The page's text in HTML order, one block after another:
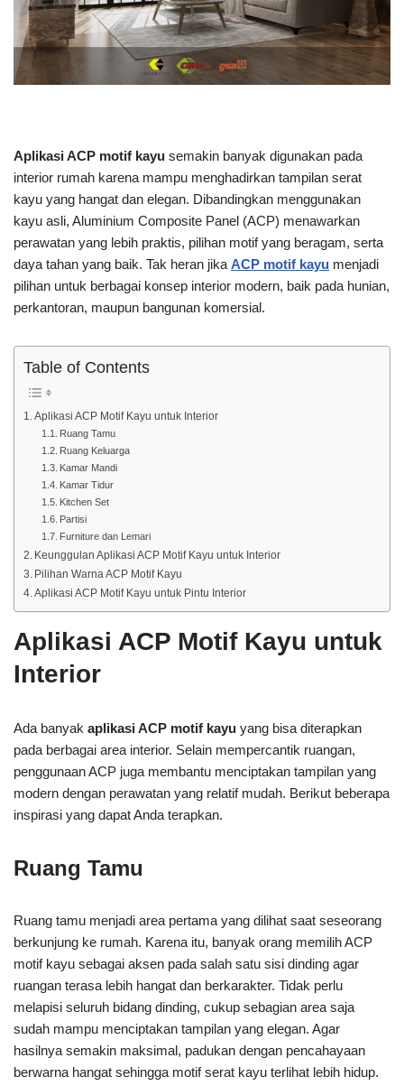
Aplikasi ACP motif kayu semakin banyak digunakan pada
interior rumah karena mampu menghadirkan tampilan serat
kayu yang hangat dan elegan. Dibandingkan menggunakan
kayu asli, Aluminium Composite Panel (ACP) menawarkan
perawatan yang lebih praktis, pilihan motif yang beragam, serta
daya tahan yang baik. Tak heran jika ACP motif kayu menjadi
pilihan untuk berbagai konsep interior modern, baik pada hunian,
perkantoran, maupun bangunan komersial.
Table of Contents
Aplikasi ACP Motif Kayu untuk Interior
Ruang Tamu
Ruang Keluarga
Kamar Mandi
Kamar Tidur
Kitchen Set
Partisi
Furniture dan Lemari
Keunggulan Aplikasi ACP Motif Kayu untuk Interior
Pilihan Warna ACP Motif Kayu
Aplikasi ACP Motif Kayu untuk Pintu Interior
Aplikasi ACP Motif Kayu untuk
Interior
Ada banyak aplikasi ACP motif kayu yang bisa diterapkan
pada berbagai area interior. Selain mempercantik ruangan,
penggunaan ACP juga membantu menciptakan tampilan yang
modern dengan perawatan yang relatif mudah. Berikut beberapa
inspirasi yang dapat Anda terapkan.
Ruang Tamu
Ruang tamu menjadi area pertama yang dilihat saat seseorang
berkunjung ke rumah. Karena itu, banyak orang memilih ACP
motif kayu sebagai aksen pada salah satu sisi dinding agar
ruangan terasa lebih hangat dan berkarakter. Tidak perlu
melapisi seluruh bidang dinding, cukup sebagian area saja
sudah mampu menciptakan tampilan yang elegan. Agar
hasilnya semakin maksimal, padukan dengan pencahayaan
berwarna hangat sehingga motif serat kayu terlihat lebih hidup.